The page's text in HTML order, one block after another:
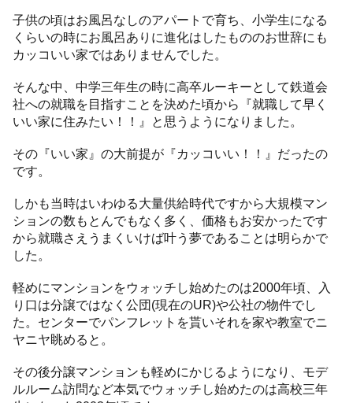
子供の頃はお風呂なしのアパートで育ち、小学生になる
くらいの時にお風呂ありに進化はしたもののお世辞にも
カッコいい家ではありませんでした。
そんな中、中学三年生の時に高卒ルーキーとして鉄道会
社への就職を目指すことを決めた頃から『就職して早く
いい家に住みたい！！』と思うようになりました。
その『いい家』の大前提が『カッコいい！！』だったの
です。
しかも当時はいわゆる大量供給時代ですから大規模マン
ションの数もとんでもなく多く、価格もお安かったです
から就職さえうまくいけば叶う夢であることは明らかで
した。
軽めにマンションをウォッチし始めたのは2000年頃、入
り口は分譲ではなく公団(現在のUR)や公社の物件でし
た。センターでパンフレットを貰いそれを家や教室でニ
ヤニヤ眺めると。
その後分譲マンションも軽めにかじるようになり、モデ
ルルーム訪問など本気でウォッチし始めたのは高校三年